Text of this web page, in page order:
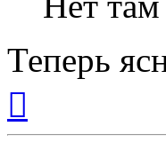
Теперь
началу